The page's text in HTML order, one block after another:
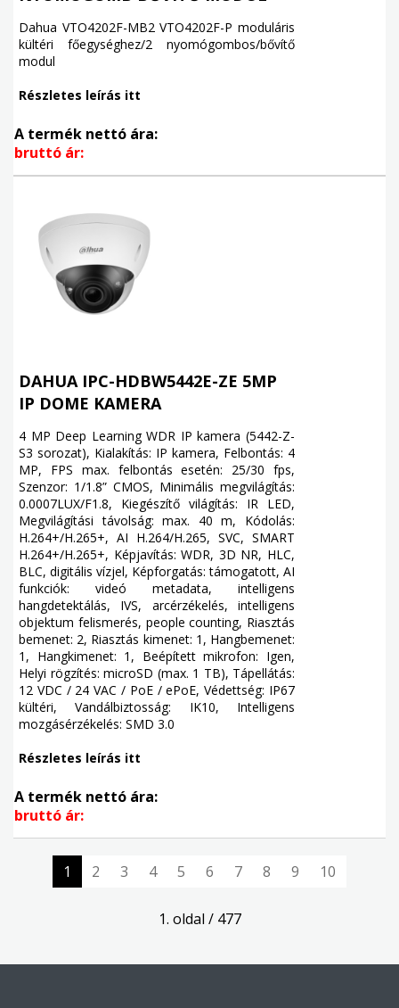
Dahua VTO4202F-MB2 VTO4202F-P moduláris
kültéri főegységhez/2 nyomógombos/bővítő
modul
Részletes leírás itt
A termék nettó ára:
bruttó ár:
DAHUA IPC-HDBW5442E-ZE 5MP
IP DOME KAMERA
4 MP Deep Learning WDR IP kamera (5442-Z-
S3 sorozat), Kialakítás: IP kamera, Felbontás: 4
MP, FPS max. felbontás esetén: 25/30 fps,
Szenzor: 1/1.8” CMOS, Minimális megvilágítás:
0.0007LUX/F1.8, Kiegészítő világítás: IR LED,
Megvilágítási távolság: max. 40 m, Kódolás:
H.264+/H.265+, AI H.264/H.265, SVC, SMART
H.264+/H.265+, Képjavítás: WDR, 3D NR, HLC,
BLC, digitális vízjel, Képforgatás: támogatott, AI
funkciók: videó metadata, intelligens
hangdetektálás, IVS, arcérzékelés, intelligens
objektum felismerés, people counting, Riasztás
bemenet: 2, Riasztás kimenet: 1, Hangbemenet:
1, Hangkimenet: 1, Beépített mikrofon: Igen,
Helyi rögzítés: microSD (max. 1 TB), Tápellátás:
12 VDC / 24 VAC / PoE / ePoE, Védettség: IP67
kültéri, Vandálbiztosság: IK10, Intelligens
mozgásérzékelés: SMD 3.0
Részletes leírás itt
A termék nettó ára:
bruttó ár:
1 2 3 4 5 6 7 8 9 10
1. oldal / 477